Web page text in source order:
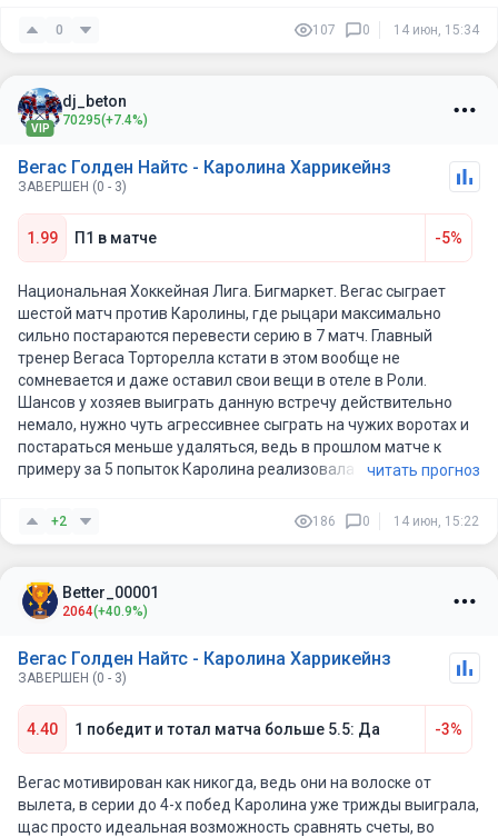
0 107 0 14 июн, 15:34
VIP
dj_beton
70295(+7.4%)
Вегас Голден Найтс - Каролина Харрикейнз
ЗАВЕРШЕН (0 - 3)
1.99 П1 в матче -5%
Национальная Хоккейная Лига. Бигмаркет. Вегас сыграет
шестой матч против Каролины, где рыцари максимально
сильно постараются перевести серию в 7 матч. Главный
тренер Вегаса Торторелла кстати в этом вообще не
сомневается и даже оставил свои вещи в отеле в Роли.
Шансов у хозяев выиграть данную встречу действительно
немало, нужно чуть агрессивнее сыграть на чужих воротах и
постараться меньше удаляться, ведь в прошлом матче к
примеру за 5 попыток Каролина реализовала 2. Так же стоит
выигранных вбрасываний. Если с этим получиться, то у
разбираю все матчи ЧМ по футболу. Сейчас словили
небольшую просадку - самое время зайти по приятной цене!
читать прогноз
+2 186 0 14 июн, 15:22
Better_00001
2064(+40.9%)
Вегас Голден Найтс - Каролина Харрикейнз
ЗАВЕРШЕН (0 - 3)
4.40 1 победит и тотал матча больше 5.5: Да -3%
Вегас мотивирован как никогда, ведь они на волоске от
вылета, в серии до 4-х побед Каролина уже трижды выиграла,
щас просто идеальная возможность сравнять счеты, во